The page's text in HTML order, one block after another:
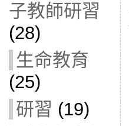
子教師研習
(28)
生命教育
(25)
研習 (19)